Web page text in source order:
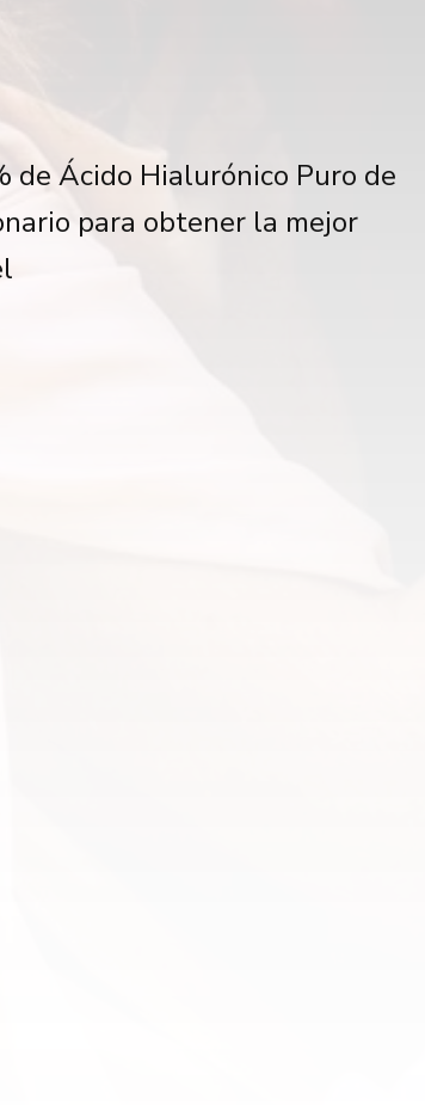
de Ácido Hialurónico Puro de
para obtener la mejor